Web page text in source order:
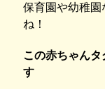
保育園や幼稚園
ね！
この赤ちゃん
す